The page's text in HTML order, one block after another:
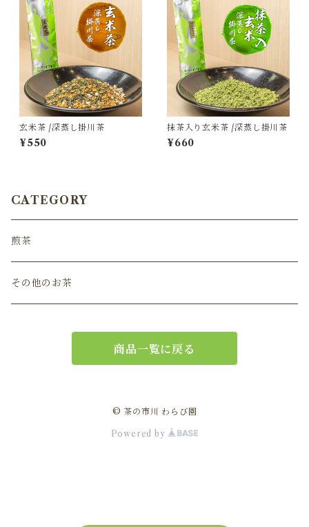
玄米茶 /深蒸し掛川茶
¥550
抹茶入り玄米茶 /深蒸し掛川茶
¥660
CATEGORY
煎茶
その他のお茶
商品一覧に戻る
© 茶の市川 わらび園
Powered by